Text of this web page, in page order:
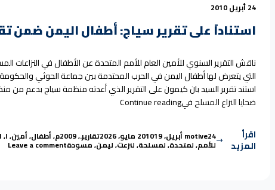
24 أبريل 2010
استناداً على تقرير سياج: أطفال اليمن ضمن
استند تقرير السيد بان كيمون على التقرير الذي أعدته منظمة سياج بدعم من
ضحايا النزاع المسلح فيContinue reading“استناداً على تقرير سياج: أطفال اليمن
اقرأ
المزيد
Posted by
motive24 أبريل، 2010 19 مايو، 2026 Posted in
تقاريرTags:.
,2009م ,أطفال,أمين,ا,
للأمم,لمتحدة,لمسلحة,لنزعت,ليمن,مسودةLeave a comment